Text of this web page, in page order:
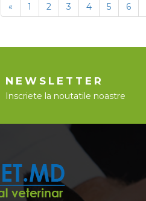
« 1 2 3 4 5 6
NEWSLETTER
Inscriete la noutatile noastre